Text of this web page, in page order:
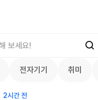
전자기기 취미
2시간 전